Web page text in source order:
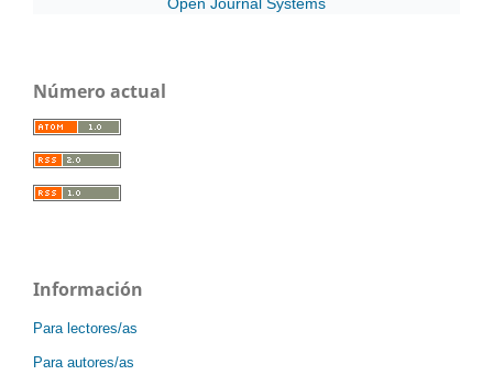
Número actual
Información
Para lectores/as
Para autores/as